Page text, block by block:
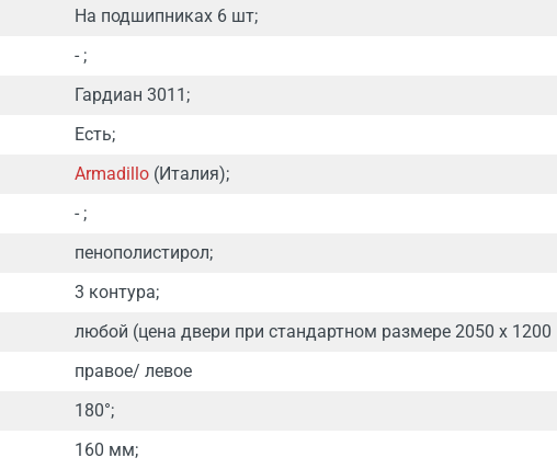
На подшипниках 6 шт;
- ;
Гардиан 3011;
Есть;
Armadillo (Италия);
- ;
пенополистирол;
3 контура;
любой (цена двери при стандартном размере 2050 х
правое/ левое
180°;
160 мм;